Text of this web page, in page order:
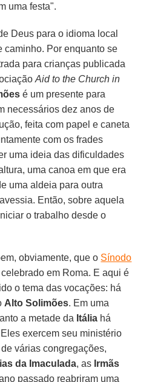
uma festa".
Deus para o idioma local
caminho. Por enquanto se
para crianças publicada
Aid to the Church in
é um presente para
necessários dez anos de
feita com papel e caneta
com os frades
uma ideia das dificuldades
uma canoa em que era
uma aldeia para outra
Então, sobre aquela
o trabalho desde o
obviamente, que o Sínodo
em Roma. E aqui é
o tema das vocações: há
Alto Solimões. Em uma
a metade da Itália há
exercem seu ministério
várias congregações,
da Imaculada, as Irmãs
passado reabriram uma